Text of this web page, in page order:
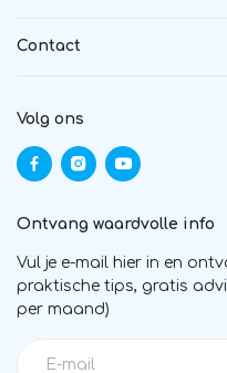
Contact
Volg ons
Ontvang waardvolle info
Vul je e-mail hier in en
praktische tips, gratis
per maand)